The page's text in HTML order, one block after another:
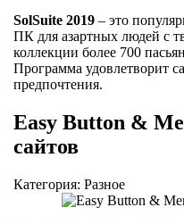
SolSuite 2019 – это
ПК для азартных людей с
коллекции более 700
Программа удовлетворит
предпочтения.
Easy Button &
сайтов
Категория: Разное